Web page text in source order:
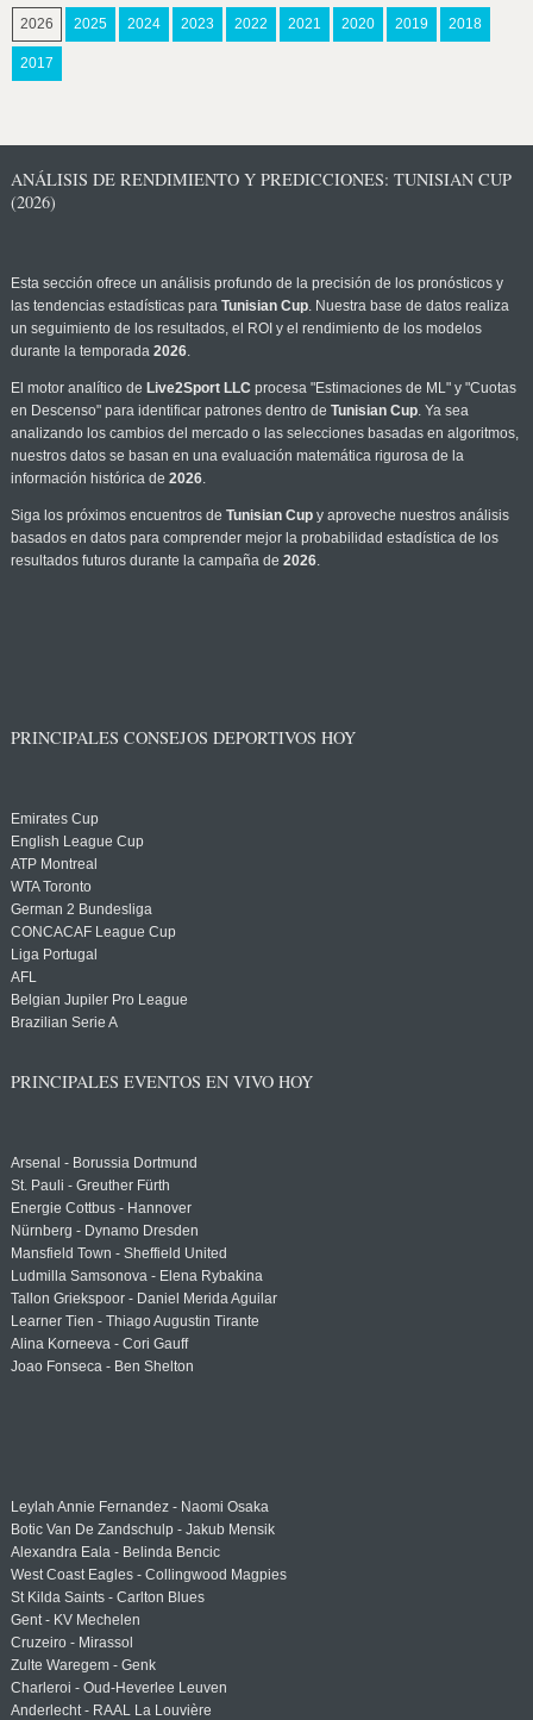
2026 2025 2024 2023 2022 2021 2020 2019 2018
2017
ANÁLISIS DE RENDIMIENTO Y PREDICCIONES: TUNISIAN CUP
(2026)
Esta sección ofrece un análisis profundo de la precisión de los pronósticos y
las tendencias estadísticas para Tunisian Cup. Nuestra base de datos realiza
un seguimiento de los resultados, el ROI y el rendimiento de los modelos
durante la temporada 2026.
El motor analítico de Live2Sport LLC procesa "Estimaciones de ML" y "Cuotas
en Descenso" para identificar patrones dentro de Tunisian Cup. Ya sea
analizando los cambios del mercado o las selecciones basadas en algoritmos,
nuestros datos se basan en una evaluación matemática rigurosa de la
información histórica de 2026.
Siga los próximos encuentros de Tunisian Cupy aproveche nuestros análisis
basados en datos para comprender mejor la probabilidad estadística de los
resultados futuros durante la campaña de 2026.
PRINCIPALES CONSEJOS DEPORTIVOS HOY
Emirates Cup
English League Cup
ATP Montreal
WTA Toronto
German 2 Bundesliga
CONCACAF League Cup
Liga Portugal
AFL
Belgian Jupiler Pro League
Brazilian Serie A
PRINCIPALES EVENTOS EN VIVO HOY
Arsenal - Borussia Dortmund
St. Pauli - Greuther Fürth
Energie Cottbus - Hannover
Nürnberg - Dynamo Dresden
Mansfield Town - Sheffield United
Ludmilla Samsonova - Elena Rybakina
Tallon Griekspoor - Daniel Merida Aguilar
Learner Tien - Thiago Augustin Tirante
Alina Korneeva - Cori Gauff
Joao Fonseca - Ben Shelton
Leylah Annie Fernandez - Naomi Osaka
Botic Van De Zandschulp - Jakub Mensik
Alexandra Eala - Belinda Bencic
West Coast Eagles - Collingwood Magpies
St Kilda Saints - Carlton Blues
Gent - KV Mechelen
Cruzeiro - Mirassol
Zulte Waregem - Genk
Charleroi - Oud-Heverlee Leuven
Anderlecht - RAAL La Louvière